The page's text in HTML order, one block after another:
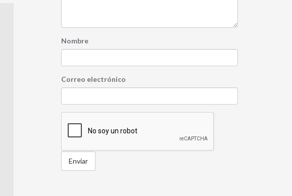
Nombre
Correo electrónico